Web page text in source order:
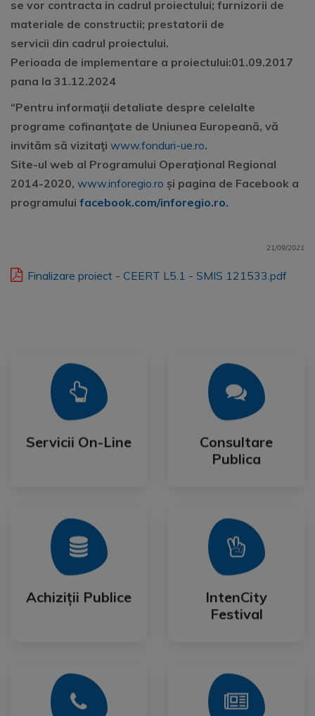
se vor contracta in cadrul proiectului; furnizorii de
materiale de constructii; prestatorii de
servicii din cadrul proiectului.
Perioada de implementare a proiectului:01.09.2017
pana la 31.12.2024
“Pentru informaţii detaliate despre celelalte
programe cofinanţate de Uniunea Europeană, vă
invităm să vizitaţi www.fonduri-ue.ro.
Site-ul web al Programului Operaţional Regional
2014-2020, www.inforegio.ro și pagina de Facebook a
programului facebook.com/inforegio.ro.
21/09/2021
Finalizare proiect - CEERT L5.1 - SMIS 121533.pdf
Servicii On-Line
Servicii On-Line
Mai Mult
Consultare
Publica
Consultare
Publica
Mai Mult
Achiziții Publice
Achiziții Publice
Mai Mult
IntenCity
Festival
IntenCity
Festival
Mai Mult
Mai Mult Mai Mult